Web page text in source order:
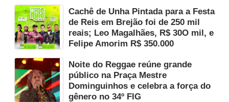
Cachê de Unha Pintada para a Festa
de Reis em Brejão foi de 250 mil
reais; Leo Magalhães, R$ 30O mil, e
Felipe Amorim R$ 350.000
Noite do Reggae reúne grande
público na Praça Mestre
Dominguinhos e celebra a força do
gênero no 34º FIG